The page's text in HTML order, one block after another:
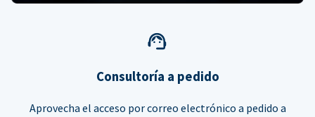
Consultoría a pedido
Aprovecha el acceso por correo electrónico a pedido a